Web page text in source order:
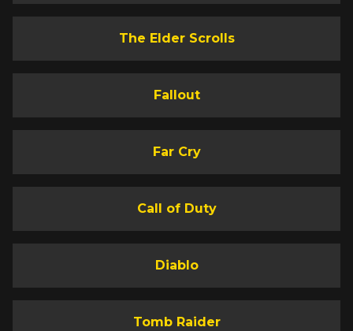
The Elder Scrolls
Fallout
Far Cry
Call of Duty
Diablo
Tomb Raider